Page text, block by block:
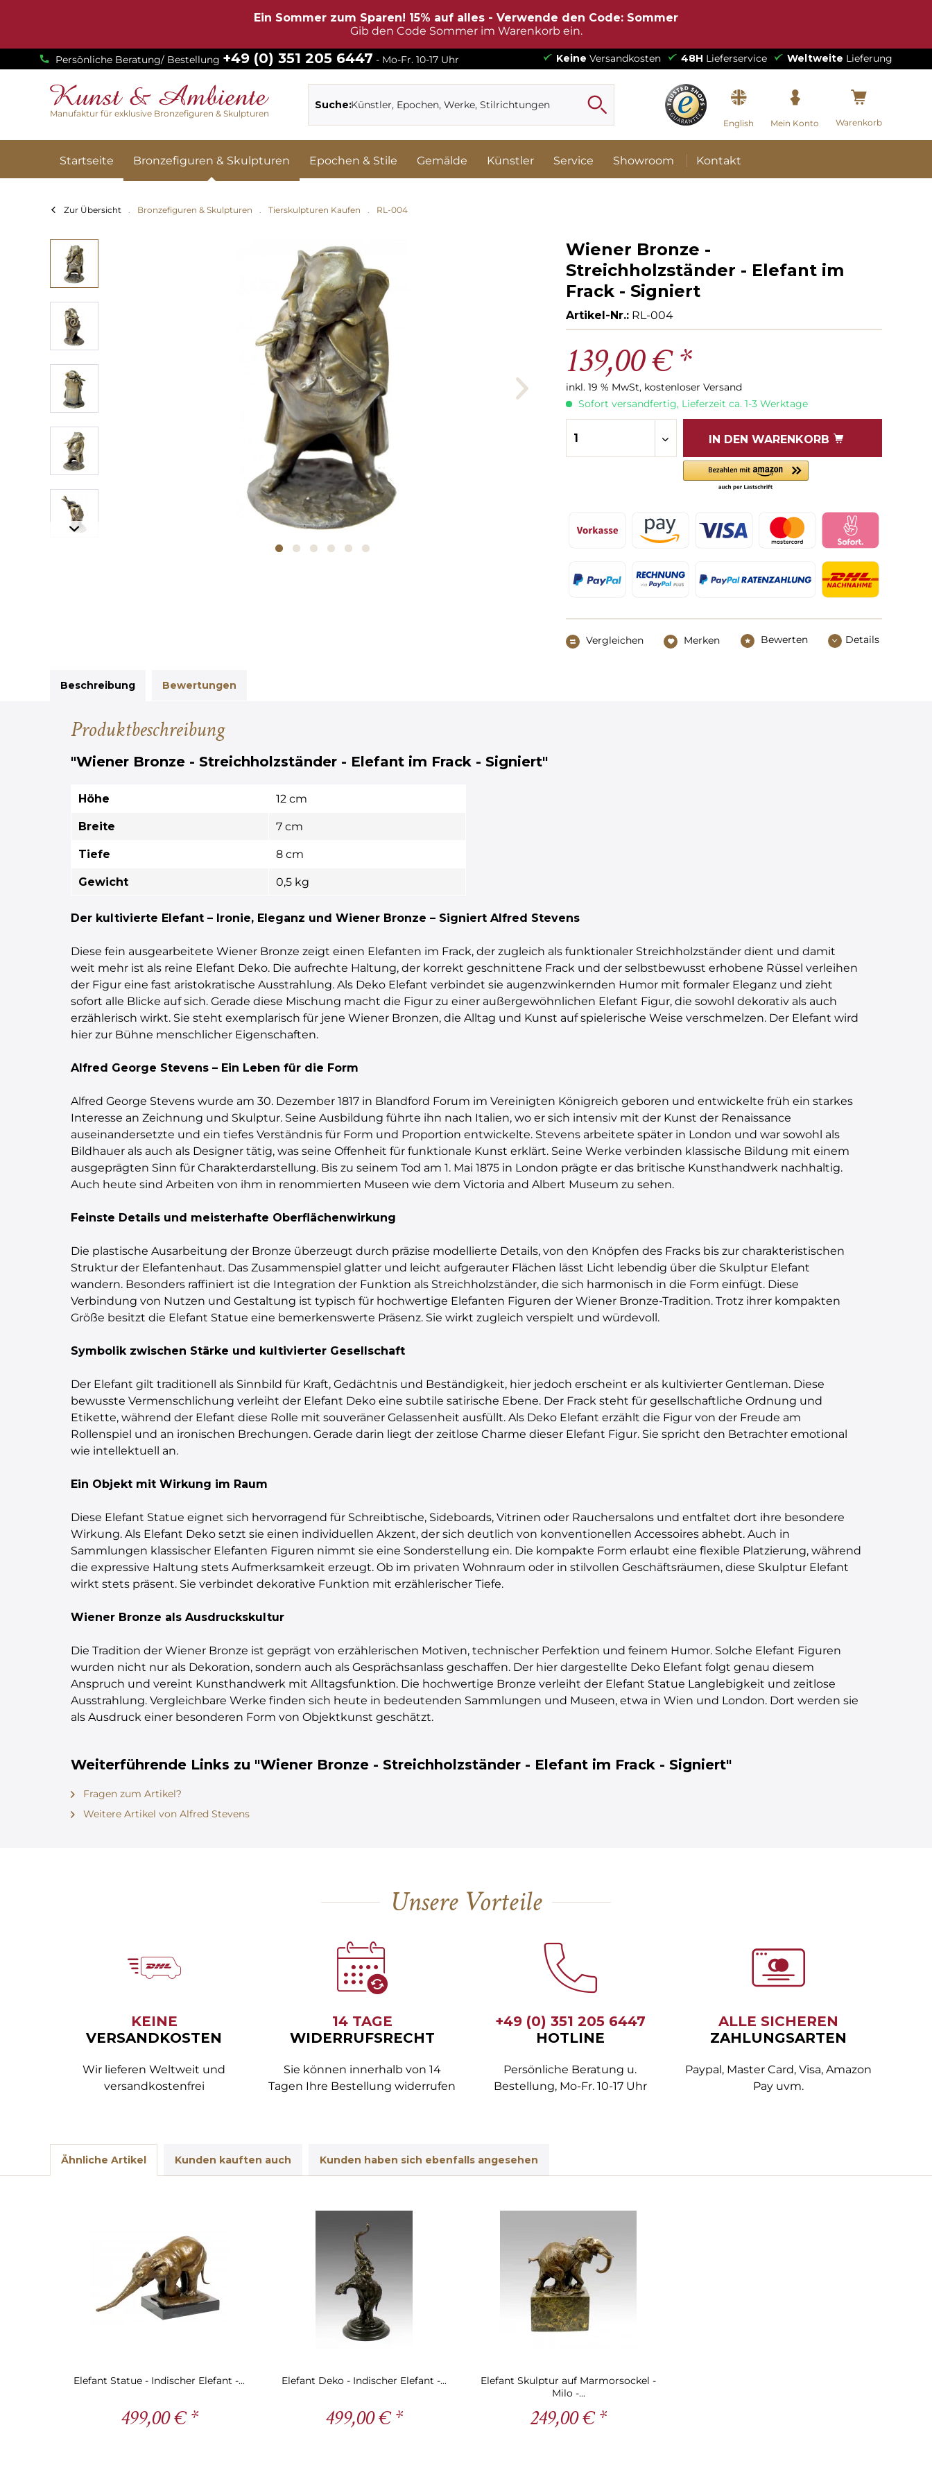
Ein Sommer zum Sparen! 15% auf alles - Verwende den Code: Sommer
Gib den Code Sommer im Warenkorb ein.
Persönliche Beratung/ Bestellung +49 (0) 351 205 6447 - Mo-Fr. 10-17 Uhr Keine Versandkosten 48H Lieferservice Weltweite Lieferung
Manufaktur für exklusive Bronzefiguren & Skulpturen
Suche:
English Mein Konto Warenkorb
Startseite Bronzefiguren & Skulpturen Epochen & Stile Gemälde Künstler Service Showroom Kontakt
Zur Übersicht Bronzefiguren & Skulpturen Tierskulpturen Kaufen RL-004
Wiener Bronze -
Streichholzständer - Elefant im
Frack - Signiert
Artikel-Nr.: RL-004
139,00 € *
inkl. 19 % MwSt, kostenloser Versand
Sofort versandfertig, Lieferzeit ca. 1-3 Werktage
IN DEN WARENKORB
Vergleichen Merken Bewerten Details
Beschreibung Bewertungen
Produktbeschreibung
"Wiener Bronze - Streichholzständer - Elefant im Frack - Signiert"
Höhe 12 cm
Breite 7 cm
Tiefe 8 cm
Gewicht 0,5 kg
Der kultivierte Elefant – Ironie, Eleganz und Wiener Bronze – Signiert Alfred Stevens
Diese fein ausgearbeitete Wiener Bronze zeigt einen Elefanten im Frack, der zugleich als funktionaler Streichholzständer dient und damit
weit mehr ist als reine Elefant Deko. Die aufrechte Haltung, der korrekt geschnittene Frack und der selbstbewusst erhobene Rüssel verleihen
der Figur eine fast aristokratische Ausstrahlung. Als Deko Elefant verbindet sie augenzwinkernden Humor mit formaler Eleganz und zieht
sofort alle Blicke auf sich. Gerade diese Mischung macht die Figur zu einer außergewöhnlichen Elefant Figur, die sowohl dekorativ als auch
erzählerisch wirkt. Sie steht exemplarisch für jene Wiener Bronzen, die Alltag und Kunst auf spielerische Weise verschmelzen. Der Elefant wird
hier zur Bühne menschlicher Eigenschaften.
Alfred George Stevens – Ein Leben für die Form
Alfred George Stevens wurde am 30. Dezember 1817 in Blandford Forum im Vereinigten Königreich geboren und entwickelte früh ein starkes
Interesse an Zeichnung und Skulptur. Seine Ausbildung führte ihn nach Italien, wo er sich intensiv mit der Kunst der Renaissance
auseinandersetzte und ein tiefes Verständnis für Form und Proportion entwickelte. Stevens arbeitete später in London und war sowohl als
Bildhauer als auch als Designer tätig, was seine Offenheit für funktionale Kunst erklärt. Seine Werke verbinden klassische Bildung mit einem
ausgeprägten Sinn für Charakterdarstellung. Bis zu seinem Tod am 1. Mai 1875 in London prägte er das britische Kunsthandwerk nachhaltig.
Auch heute sind Arbeiten von ihm in renommierten Museen wie dem Victoria and Albert Museum zu sehen.
Feinste Details und meisterhafte Oberflächenwirkung
Die plastische Ausarbeitung der Bronze überzeugt durch präzise modellierte Details, von den Knöpfen des Fracks bis zur charakteristischen
Struktur der Elefantenhaut. Das Zusammenspiel glatter und leicht aufgerauter Flächen lässt Licht lebendig über die Skulptur Elefant
wandern. Besonders raffiniert ist die Integration der Funktion als Streichholzständer, die sich harmonisch in die Form einfügt. Diese
Verbindung von Nutzen und Gestaltung ist typisch für hochwertige Elefanten Figuren der Wiener Bronze-Tradition. Trotz ihrer kompakten
Größe besitzt die Elefant Statue eine bemerkenswerte Präsenz. Sie wirkt zugleich verspielt und würdevoll.
Symbolik zwischen Stärke und kultivierter Gesellschaft
Der Elefant gilt traditionell als Sinnbild für Kraft, Gedächtnis und Beständigkeit, hier jedoch erscheint er als kultivierter Gentleman. Diese
bewusste Vermenschlichung verleiht der Elefant Deko eine subtile satirische Ebene. Der Frack steht für gesellschaftliche Ordnung und
Etikette, während der Elefant diese Rolle mit souveräner Gelassenheit ausfüllt. Als Deko Elefant erzählt die Figur von der Freude am
Rollenspiel und an ironischen Brechungen. Gerade darin liegt der zeitlose Charme dieser Elefant Figur. Sie spricht den Betrachter emotional
wie intellektuell an.
Ein Objekt mit Wirkung im Raum
Diese Elefant Statue eignet sich hervorragend für Schreibtische, Sideboards, Vitrinen oder Rauchersalons und entfaltet dort ihre besondere
Wirkung. Als Elefant Deko setzt sie einen individuellen Akzent, der sich deutlich von konventionellen Accessoires abhebt. Auch in
Sammlungen klassischer Elefanten Figuren nimmt sie eine Sonderstellung ein. Die kompakte Form erlaubt eine flexible Platzierung, während
die expressive Haltung stets Aufmerksamkeit erzeugt. Ob im privaten Wohnraum oder in stilvollen Geschäftsräumen, diese Skulptur Elefant
wirkt stets präsent. Sie verbindet dekorative Funktion mit erzählerischer Tiefe.
Wiener Bronze als Ausdruckskultur
Die Tradition der Wiener Bronze ist geprägt von erzählerischen Motiven, technischer Perfektion und feinem Humor. Solche Elefant Figuren
wurden nicht nur als Dekoration, sondern auch als Gesprächsanlass geschaffen. Der hier dargestellte Deko Elefant folgt genau diesem
Anspruch und vereint Kunsthandwerk mit Alltagsfunktion. Die hochwertige Bronze verleiht der Elefant Statue Langlebigkeit und zeitlose
Ausstrahlung. Vergleichbare Werke finden sich heute in bedeutenden Sammlungen und Museen, etwa in Wien und London. Dort werden sie
als Ausdruck einer besonderen Form von Objektkunst geschätzt.
Weiterführende Links zu "Wiener Bronze - Streichholzständer - Elefant im Frack - Signiert"
Fragen zum Artikel?
Weitere Artikel von Alfred Stevens
Unsere Vorteile
KEINE
VERSANDKOSTEN
Wir lieferen Weltweit und
versandkostenfrei
14 TAGE
WIDERRUFSRECHT
Sie können innerhalb von 14
Tagen Ihre Bestellung widerrufen
+49 (0) 351 205 6447
HOTLINE
Persönliche Beratung u.
Bestellung, Mo-Fr. 10-17 Uhr
ALLE SICHEREN
ZAHLUNGSARTEN
Paypal, Master Card, Visa, Amazon
Pay uvm.
Ähnliche Artikel Kunden kauften auch Kunden haben sich ebenfalls angesehen
Elefant Statue - Indischer Elefant -...
499,00 € *
Elefant Deko - Indischer Elefant -...
499,00 € *
Elefant Skulptur auf Marmorsockel -
Milo -...
249,00 € *